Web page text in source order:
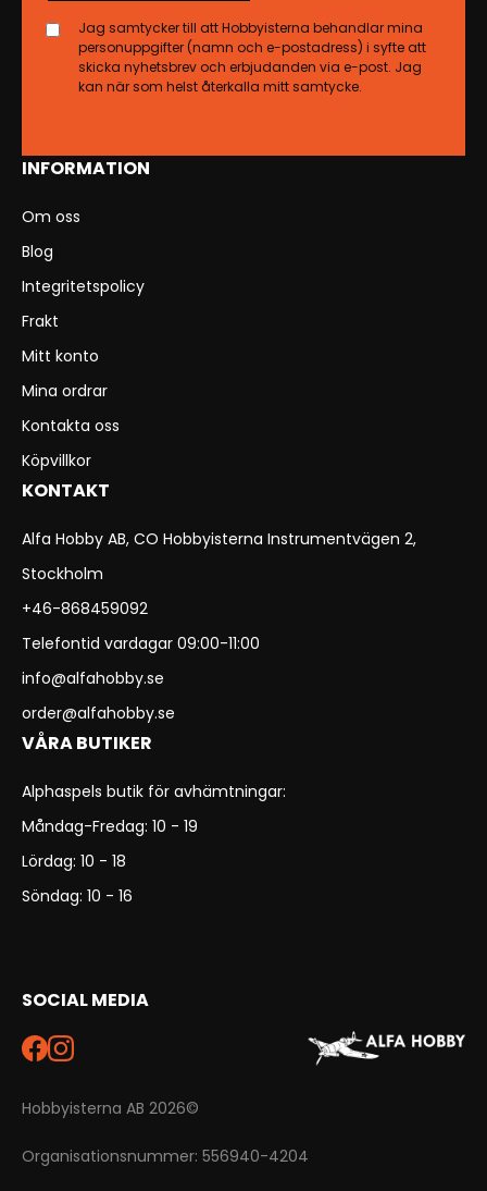
INFORMATION
Om oss
Blog
Integritetspolicy
Frakt
Mitt konto
Mina ordrar
Kontakta oss
Köpvillkor
KONTAKT
Alfa Hobby AB, CO Hobbyisterna Instrumentvägen 2,
Stockholm
+46-868459092
Telefontid vardagar 09:00-11:00
info@alfahobby.se
order@alfahobby.se
VÅRA BUTIKER
Alphaspels butik för avhämtningar:
Måndag-Fredag: 10 - 19
Lördag: 10 - 18
Söndag: 10 - 16
SOCIAL MEDIA
Jag samtycker till att Hobbyisterna behandlar mina
personuppgifter (namn och e-postadress) i syfte att
skicka nyhetsbrev och erbjudanden via e-post. Jag
kan när som helst återkalla mitt samtycke.
Hobbyisterna AB 2026©
Organisationsnummer: 556940-4204